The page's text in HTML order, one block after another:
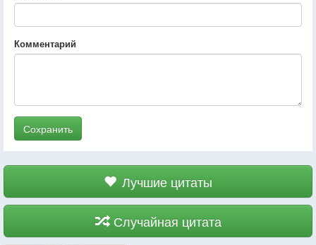
Комментарий
Сохранить
Лучшие цитаты
Случайная цитата